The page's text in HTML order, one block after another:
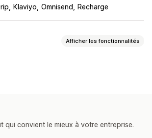
Klaviyo Omnisend Recharge
Afficher les fonctionnalités
Page de remboursement
qui convient le mieux à votre entreprise.